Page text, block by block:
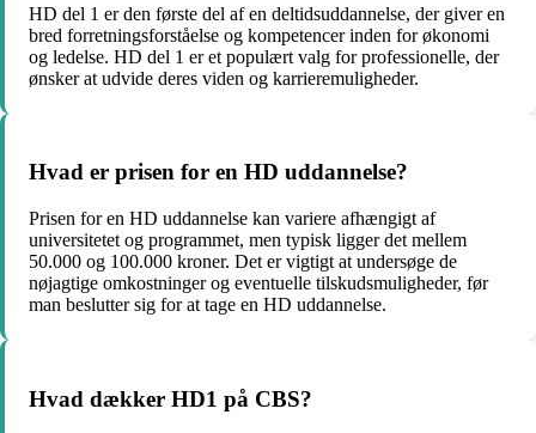
HD del 1 er den første del af en deltidsuddannelse, der giver en
bred forretningsforståelse og kompetencer inden for økonomi
og ledelse. HD del 1 er et populært valg for professionelle, der
ønsker at udvide deres viden og karrieremuligheder.
Hvad er prisen for en HD uddannelse?
Prisen for en HD uddannelse kan variere afhængigt af
universitetet og programmet, men typisk ligger det mellem
50.000 og 100.000 kroner. Det er vigtigt at undersøge de
nøjagtige omkostninger og eventuelle tilskudsmuligheder, før
man beslutter sig for at tage en HD uddannelse.
Hvad dækker HD1 på CBS?